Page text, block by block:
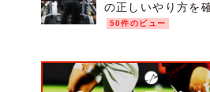
の正しいやり方を
50件のビュー